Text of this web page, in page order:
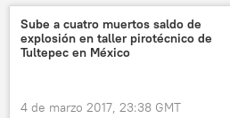
Sube a cuatro muertos saldo de
explosión en taller pirotécnico de
Tultepec en México
4 de marzo 2017, 23:38 GMT